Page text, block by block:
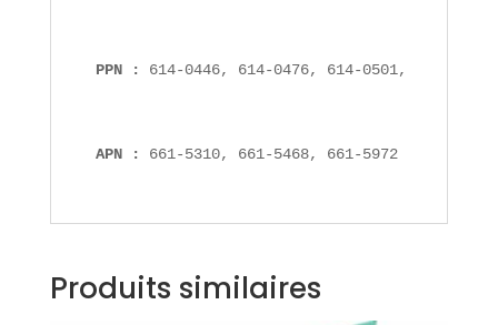
PPN : 614-0446, 614-0476, 614-0501, ADP-
APN : 661-5310, 661-5468, 661-5972
Produits similaires